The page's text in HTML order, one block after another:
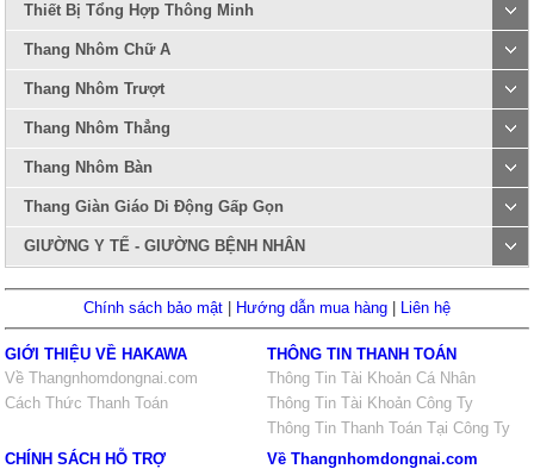
Thiết Bị Tổng Hợp Thông Minh
Thang Nhôm Chữ A
Thang Nhôm Trượt
Thang Nhôm Thẳng
Thang Nhôm Bàn
Thang Giàn Giáo Di Động Gấp Gọn
GIƯỜNG Y TẾ - GIƯỜNG BỆNH NHÂN
Chính sách bảo mật Hướng dẫn mua hàng Liên hệ
GIỚI THIỆU VỀ HAKAWA
Về Thangnhomdongnai.com
Cách Thức Thanh Toán
THÔNG TIN THANH TOÁN
Thông Tin Tài Khoản Cá Nhân
Thông Tin Tài Khoản Công Ty
Thông Tin Thanh Toán Tại Công Ty
CHÍNH SÁCH HỖ TRỢ
Về Thangnhomdongnai.com